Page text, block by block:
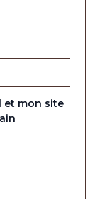
et mon site